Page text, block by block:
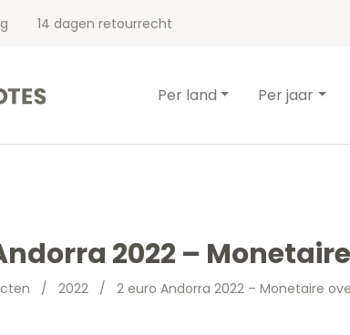
14 dagen retourrecht
Per land Per jaar
2022 –
/ 2022 / 2 euro Andorra 2022 – Monetaire